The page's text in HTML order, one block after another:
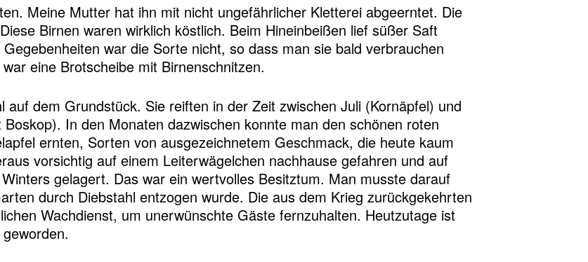
Meine Mutter hat ihn mit nicht ungefährlicher Kletterei abgeerntet. Die
Birnen waren wirklich köstlich. Beim Hineinbeißen lief süßer Saft
war die Sorte nicht, so dass man sie bald verbrauchen
eine Brotscheibe mit Birnenschnitzen.
dem Grundstück. Sie reiften in der Zeit zwischen Juli (Kornäpfel) und
In den Monaten dazwischen konnte man den schönen roten
ernten, Sorten von ausgezeichnetem Geschmack, die heute kaum
vorsichtig auf einem Leiterwägelchen nachhause gefahren und auf
gelagert. Das war ein wertvolles Besitztum. Man musste darauf
durch Diebstahl entzogen wurde. Die aus dem Krieg zurückgekehrten
Wachdienst, um unerwünschte Gäste fernzuhalten. Heutzutage ist